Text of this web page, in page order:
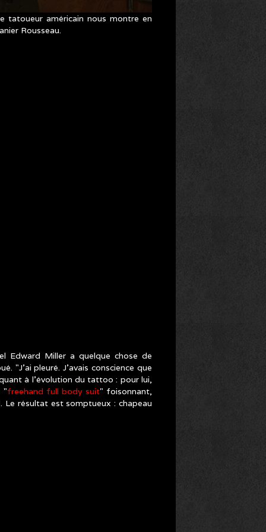
tatoueur américain nous montre en
Rousseau.
Edward Miller a quelque chose de
pleuré. J’avais conscience que
à l’évolution du tattoo : pour lui,
"freehand full body suit" foisonnant,
Le résultat est somptueux : chapeau